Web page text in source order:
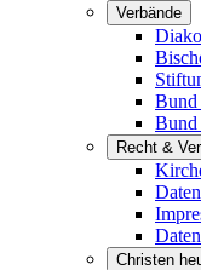
Verbände
Bund
Bund
Recht &
Christen